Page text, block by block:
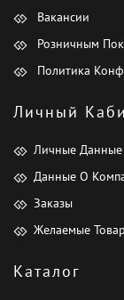
Вакансии
Розничным
Политика
Личный
Личные Данные
Данные О
Заказы
Желаемые
Каталог